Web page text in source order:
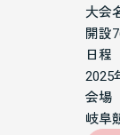
大会
開設
日程
2025
会場
岐阜